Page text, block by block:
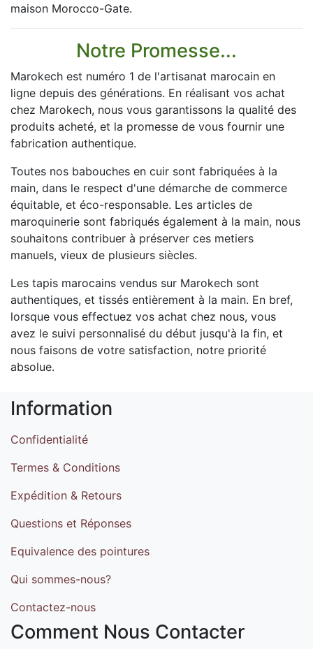
maison Morocco-Gate.
Notre Promesse...
Marokech est numéro 1 de l'artisanat marocain en
ligne depuis des générations. En réalisant vos achat
chez Marokech, nous vous garantissons la qualité des
produits acheté, et la promesse de vous fournir une
fabrication authentique.
Toutes nos babouches en cuir sont fabriquées à la
main, dans le respect d'une démarche de commerce
équitable, et éco-responsable. Les articles de
maroquinerie sont fabriqués également à la main, nous
souhaitons contribuer à préserver ces metiers
manuels, vieux de plusieurs siècles.
Les tapis marocains vendus sur Marokech sont
authentiques, et tissés entièrement à la main. En bref,
lorsque vous effectuez vos achat chez nous, vous
avez le suivi personnalisé du début jusqu'à la fin, et
nous faisons de votre satisfaction, notre priorité
absolue.
Information
Confidentialité
Termes & Conditions
Expédition & Retours
Questions et Réponses
Equivalence des pointures
Qui sommes-nous?
Contactez-nous
Comment Nous Contacter